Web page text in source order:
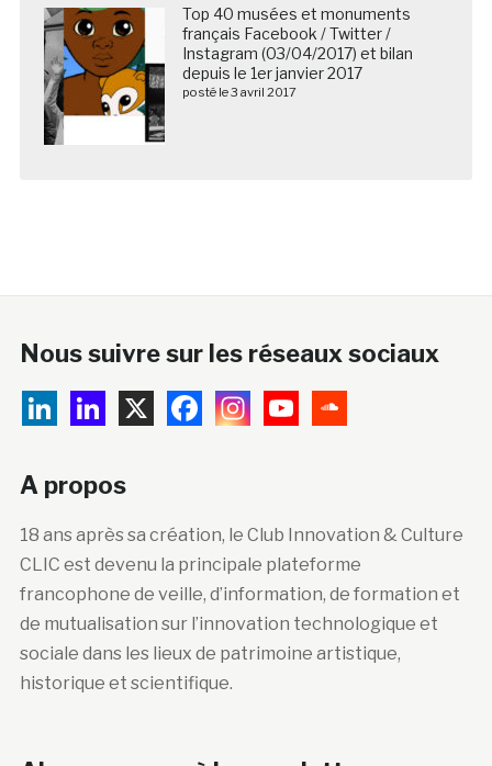
Top 40 musées et monuments
français Facebook / Twitter /
Instagram (03/04/2017) et bilan
depuis le 1er janvier 2017
posté le 3 avril 2017
Nous suivre sur les réseaux sociaux
A propos
18 ans après sa création, le Club Innovation & Culture
CLIC est devenu la principale plateforme
francophone de veille, d’information, de formation et
de mutualisation sur l’innovation technologique et
sociale dans les lieux de patrimoine artistique,
historique et scientifique.